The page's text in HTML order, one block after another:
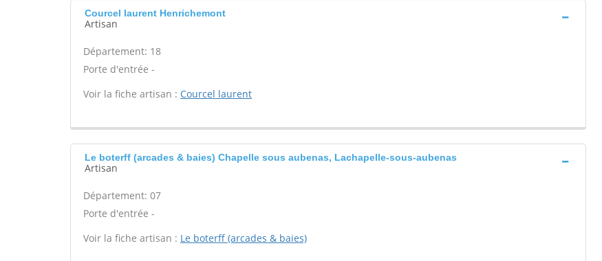
Courcel laurent Henrichemont
Artisan
Département: 18
Porte d'entrée -
Voir la fiche artisan : Courcel laurent
Le boterff (arcades & baies) Chapelle sous aubenas, Lachapelle-sous-aubenas
Artisan
Département: 07
Porte d'entrée -
Voir la fiche artisan : Le boterff (arcades & baies)